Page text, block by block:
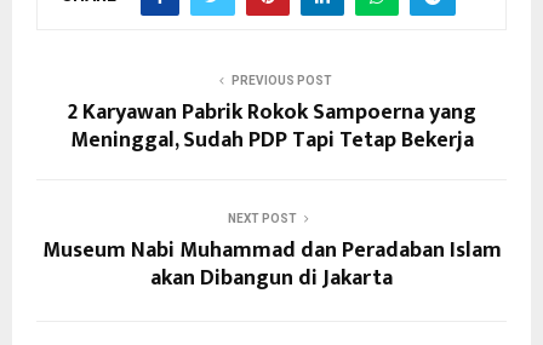
PREVIOUS POST
2 Karyawan Pabrik Rokok Sampoerna yang
Meninggal, Sudah PDP Tapi Tetap Bekerja
NEXT POST
Museum Nabi Muhammad dan Peradaban Islam
akan Dibangun di Jakarta